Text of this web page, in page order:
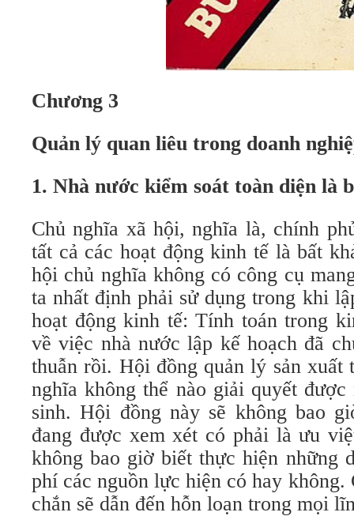
Chương 3
Quản lý quan liêu trong doanh
1. Nhà nước kiểm soát toàn diện là
Chủ nghĩa xã hội, nghĩa là, chính
tất cả các hoạt động kinh tế là bất
hội chủ nghĩa không có công cụ
ta nhất định phải sử dụng trong khi
hoạt động kinh tế: Tính toán trong
về việc nhà nước lập kế hoạch đã
thuẫn rồi. Hội đồng quản lý sản xuất
nghĩa không thể nào giải quyết được
sinh. Hội đồng này sẽ không bao
đang được xem xét có phải là ưu
không bao giờ biết thực hiện những
phí các nguồn lực hiện có hay không.
chắn sẽ dẫn đến hỗn loạn trong mọi